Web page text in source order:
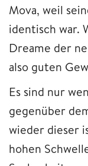
Mova, weil
identisch war.
Dreame der
also guten
Es sind nur
gegenüber
wieder dieser
hohen